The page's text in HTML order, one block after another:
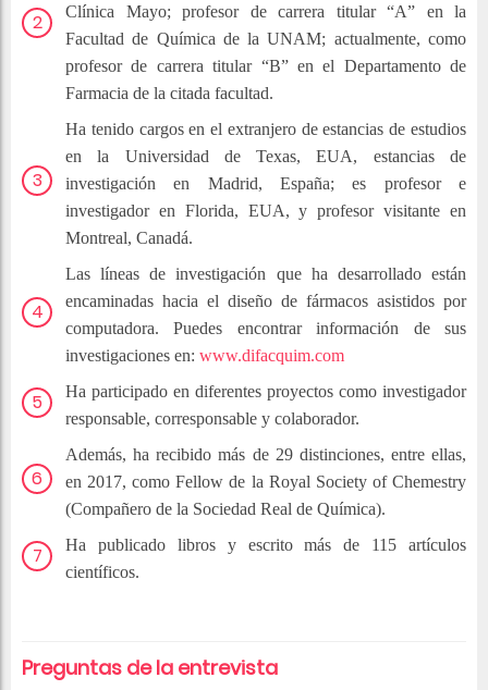
Clínica Mayo; profesor de carrera titular “A” en la
Facultad de Química de la UNAM; actualmente, como
profesor de carrera titular “B” en el Departamento de
Farmacia de la citada facultad.
Ha tenido cargos en el extranjero de estancias de estudios
en la Universidad de Texas, EUA, estancias de
investigación en Madrid, España; es profesor e
investigador en Florida, EUA, y profesor visitante en
Montreal, Canadá.
Las líneas de investigación que ha desarrollado están
encaminadas hacia el diseño de fármacos asistidos por
computadora. Puedes encontrar información de sus
investigaciones en: www.difacquim.com
Ha participado en diferentes proyectos como investigador
responsable, corresponsable y colaborador.
Además, ha recibido más de 29 distinciones, entre ellas,
en 2017, como Fellow de la Royal Society of Chemestry
(Compañero de la Sociedad Real de Química).
Ha publicado libros y escrito más de 115 artículos
científicos.
Preguntas de la entrevista